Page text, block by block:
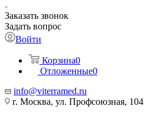
Заказать звонок
Задать вопрос
Войти
Корзина0
Отложенные0
info@viterramed.ru
г. Москва, ул. Профсоюзная, 104